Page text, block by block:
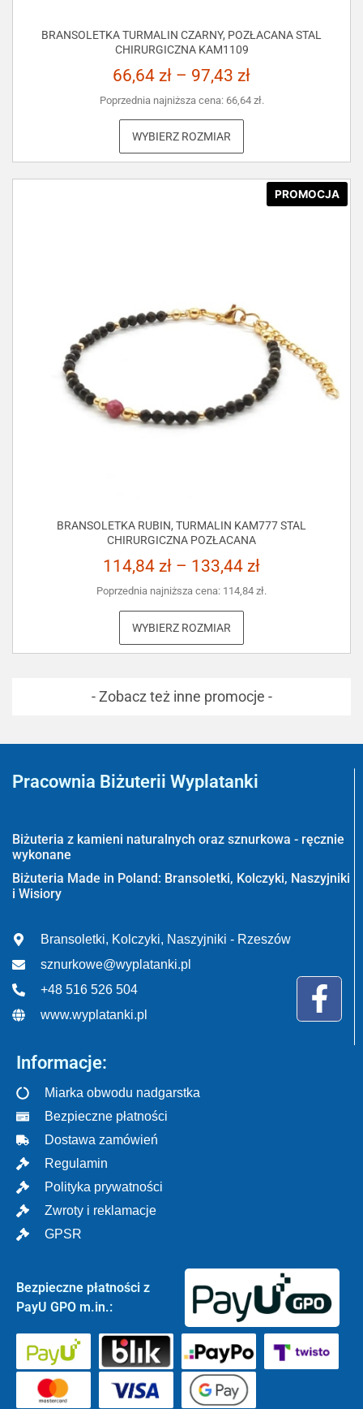
BRANSOLETKA TURMALIN CZARNY, POZŁACANA STAL
CHIRURGICZNA KAM1109
66,64 zł – 97,43 zł
Poprzednia najniższa cena: 66,64 zł.
WYBIERZ ROZMIAR
PROMOCJA
BRANSOLETKA RUBIN, TURMALIN KAM777 STAL
CHIRURGICZNA POZŁACANA
114,84 zł – 133,44 zł
Poprzednia najniższa cena: 114,84 zł.
WYBIERZ ROZMIAR
- Zobacz też inne promocje -
Pracownia Biżuterii Wyplatanki
Biżuteria z kamieni naturalnych oraz sznurkowa - ręcznie
wykonane
Biżuteria Made in Poland: Bransoletki, Kolczyki, Naszyjniki
i Wisiory
Bransoletki, Kolczyki, Naszyjniki - Rzeszów
sznurkowe@wyplatanki.pl
+48 516 526 504
www.wyplatanki.pl
Informacje:
Miarka obwodu nadgarstka
Bezpieczne płatności
Dostawa zamówień
Regulamin
Polityka prywatności
Zwroty i reklamacje
GPSR
Bezpieczne płatności z
PayU GPO m.in.: